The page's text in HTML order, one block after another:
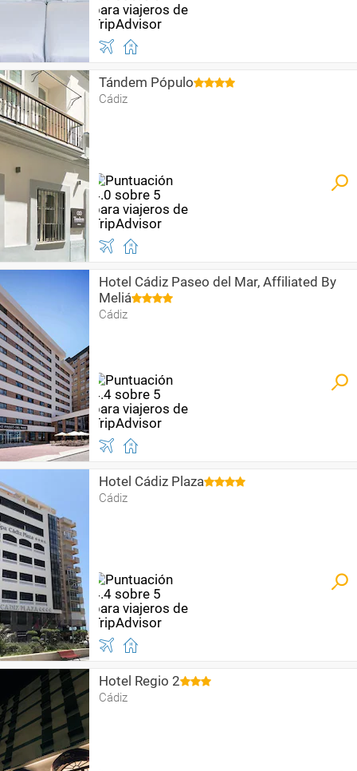
Tándem Pópulo
Cádiz
Hotel Cádiz Paseo del Mar, Affiliated By
Meliá
Cádiz
Hotel Cádiz Plaza
Cádiz
Hotel Regio 2
Cádiz